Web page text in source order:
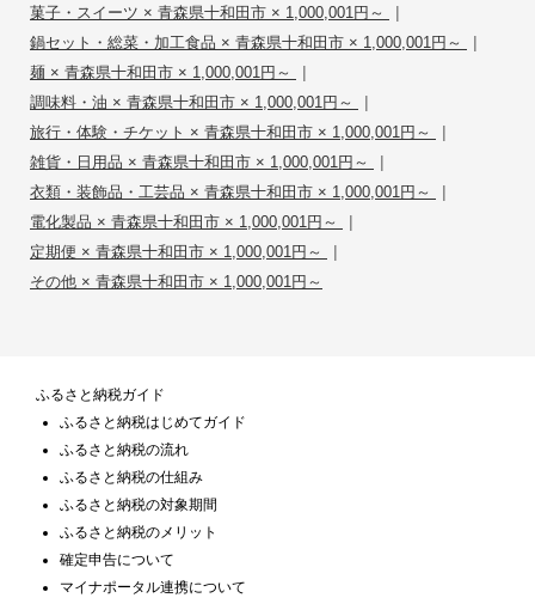
菓子・スイーツ × 青森県十和田市 × 1,000,001円～ |
鍋セット・総菜・加工食品 × 青森県十和田市 × 1,000,001円～ |
麺 × 青森県十和田市 × 1,000,001円～ |
調味料・油 × 青森県十和田市 × 1,000,001円～ |
旅行・体験・チケット × 青森県十和田市 × 1,000,001円～ |
雑貨・日用品 × 青森県十和田市 × 1,000,001円～ |
衣類・装飾品・工芸品 × 青森県十和田市 × 1,000,001円～ |
電化製品 × 青森県十和田市 × 1,000,001円～ |
定期便 × 青森県十和田市 × 1,000,001円～ |
その他 × 青森県十和田市 × 1,000,001円～
ふるさと納税ガイド
ふるさと納税はじめてガイド
ふるさと納税の流れ
ふるさと納税の仕組み
ふるさと納税の対象期間
ふるさと納税のメリット
確定申告について
マイナポータル連携について